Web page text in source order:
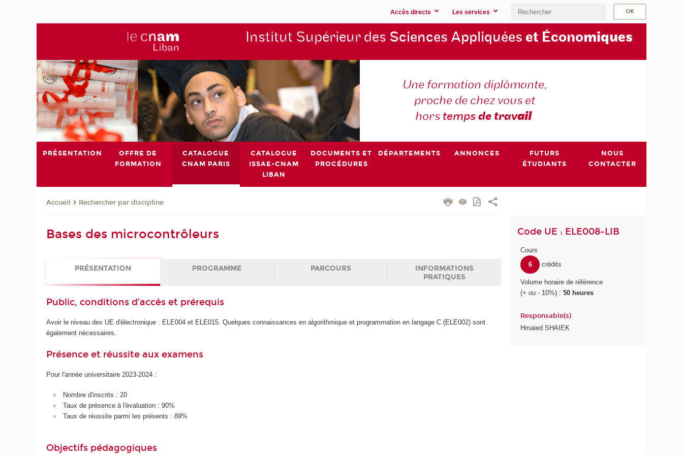
Accès directs Les services
Institut Supérieur des Sciences Appliquées et Économiques
Une formation diplômante,
proche de chez vous et
hors tempsde travail
PRÉSENTATION
OFFRE DE
FORMATION
CATALOGUE
CNAM PARIS
CATALOGUE
ISSAE-CNAM
LIBAN
DOCUMENTS ET
PROCÉDURES
DÉPARTEMENTS ANNONCES
FUTURS
ÉTUDIANTS
NOUS
CONTACTER
Accueil Rechercher par discipline
Bases des microcontrôleurs
PRÉSENTATION PROGRAMME PARCOURS
INFORMATIONS
PRATIQUES
Public, conditions d’accès et prérequis
Avoir le niveau des UE d'électronique : ELE004 et ELE015. Quelques connaissances en algorithmique et programmation en langage C (ELE002) sont
également nécessaires.
Présence et réussite aux examens
Pour l'année universitaire 2023-2024 :
Nombre d'inscrits : 20
Taux de présence à l'évaluation : 90%
Taux de réussite parmi les présents : 89%
Objectifs pédagogiques
Code UE : ELE008-LIB
Cours
6
crédits
Volume horaire de référence
(+ ou - 10%) :50 heures
Responsable(s)
Hmaied SHAIEK